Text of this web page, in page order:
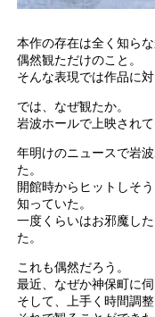
本作の存在は全く知らな
偶然観ただけのこと。
そんな表現では作品に
では、なぜ観たか。
岩波ホールで上映されて
年明けのニュースで岩
た。
開館時からヒットしそ
知っていた。
一度くらいはお邪魔し
た。
これも偶然だろう。
最近、なぜか神保町に伺
そして、上手く時間調整